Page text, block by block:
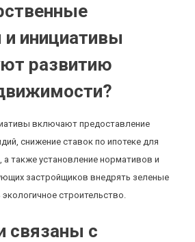
инициативы
развитию
включают предоставление
снижение ставок по ипотеке для
а также установление нормативов и
застройщиков внедрять зеленые
строительство.
связаны с